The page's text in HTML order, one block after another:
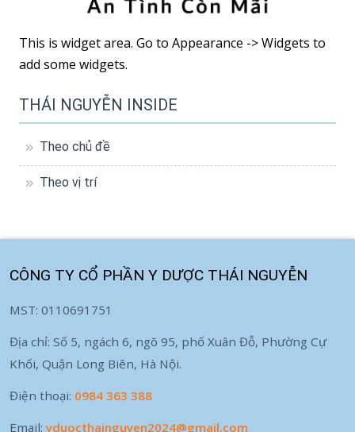
This is widget area. Go to Appearance -> Widgets to
add some widgets.
THÁI NGUYỄN INSIDE
Theo chủ đề
Theo vị trí
CÔNG TY CỔ PHẦN Y DƯỢC THÁI NGUYỄN
MST: 0110691751
Địa chỉ: Số 5, ngách 6, ngõ 95, phố Xuân Đỗ, Phường Cự
Khối, Quận Long Biên, Hà Nội.
Điện thoại: 0984 363 388
Email:yduocthainguyen2024@gmail.com